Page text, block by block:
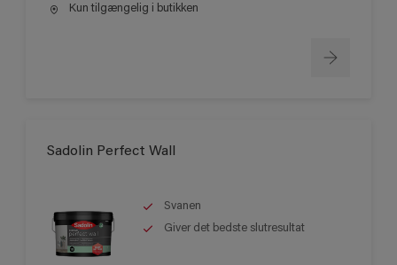
Kun tilgængelig i butikken
Sadolin Perfect Wall
Svanen
Giver det bedste slutresultat